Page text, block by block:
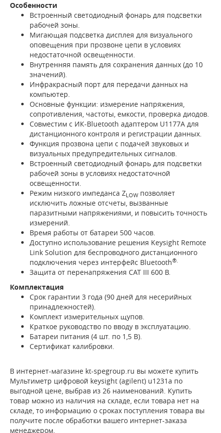
Особенности
Встроенный светодиодный фонарь для подсветки
рабочей зоны.
Мигающая подсветка дисплея для визуального
оповещения при прозвоне цепи в условиях
недостаточной освещенности.
Внутренняя память для сохранения данных (до 10
значений).
Инфракрасный порт для передачи данных на
компьютер.
Основные функции: измерение напряжения,
сопротивления, частоты, емкости, проверка диодов.
Совместим с ИК-Bluetooth адаптером U1177A для
дистанционного контроля и регистрации данных.
Функция прозвона цепи с подачей звуковых и
визуальных предупредительных сигналов.
Встроенный светодиодный фонарь для подсветки
рабочей зоны в условиях недостаточной
освещенности.
Режим низкого импеданса ZLOW позволяет
исключить ложные отсчеты, вызванные
паразитными напряжениями, и повысить точность
измерений.
Время работы от батареи 500 часов.
Доступно использование решения Keysight Remote
Link Solution для беспроводного дистанционного
подключения через интерфейс Bluetooth®.
Защита от перенапряжения CAT III 600 В.
Комплектация
Срок гарантии 3 года (90 дней для несерийных
принадлежностей).
Комплект измерительных щупов.
Краткое руководство по вводу в эксплуатацию.
Батареи питания (4 шт. по 1,5 В).
Сертификат калибровки.
В интернет-магазине kt-spegroup.ru вы можете купить
Мультиметр цифровой keysight (agilent) u1231a по
выгодной цене, выбрав из 26 наименований. Купить
товар можно из наличия на складе, если товара нет на
складе, то информацию о сроках поступления товара вы
получите после обработки вашего интернет-заказа
менеджером.